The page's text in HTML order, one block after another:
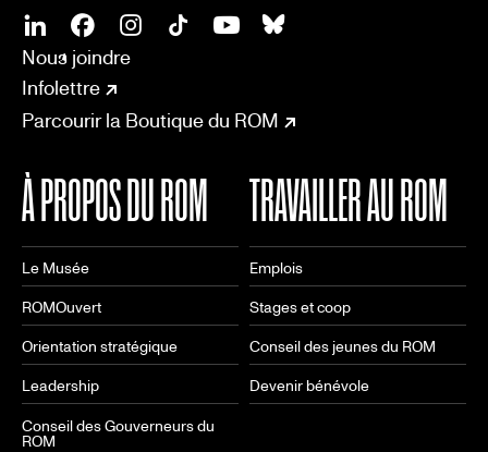
SOCIAL
LinkedinFacebook
CONNECT
Nous joindre
Infolettre
Parcourir la Boutique du ROM
À PROPOS DU ROM
Le Musée
ROMOuvert
Orientation stratégique
Leadership
Conseil des Gouverneurs du
ROM
TRAVAILLER AU ROM
Emplois
Stages et coop
Conseil des jeunes du ROM
Devenir bénévole